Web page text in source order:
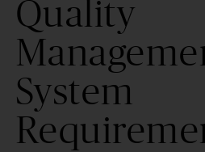
Quality
System